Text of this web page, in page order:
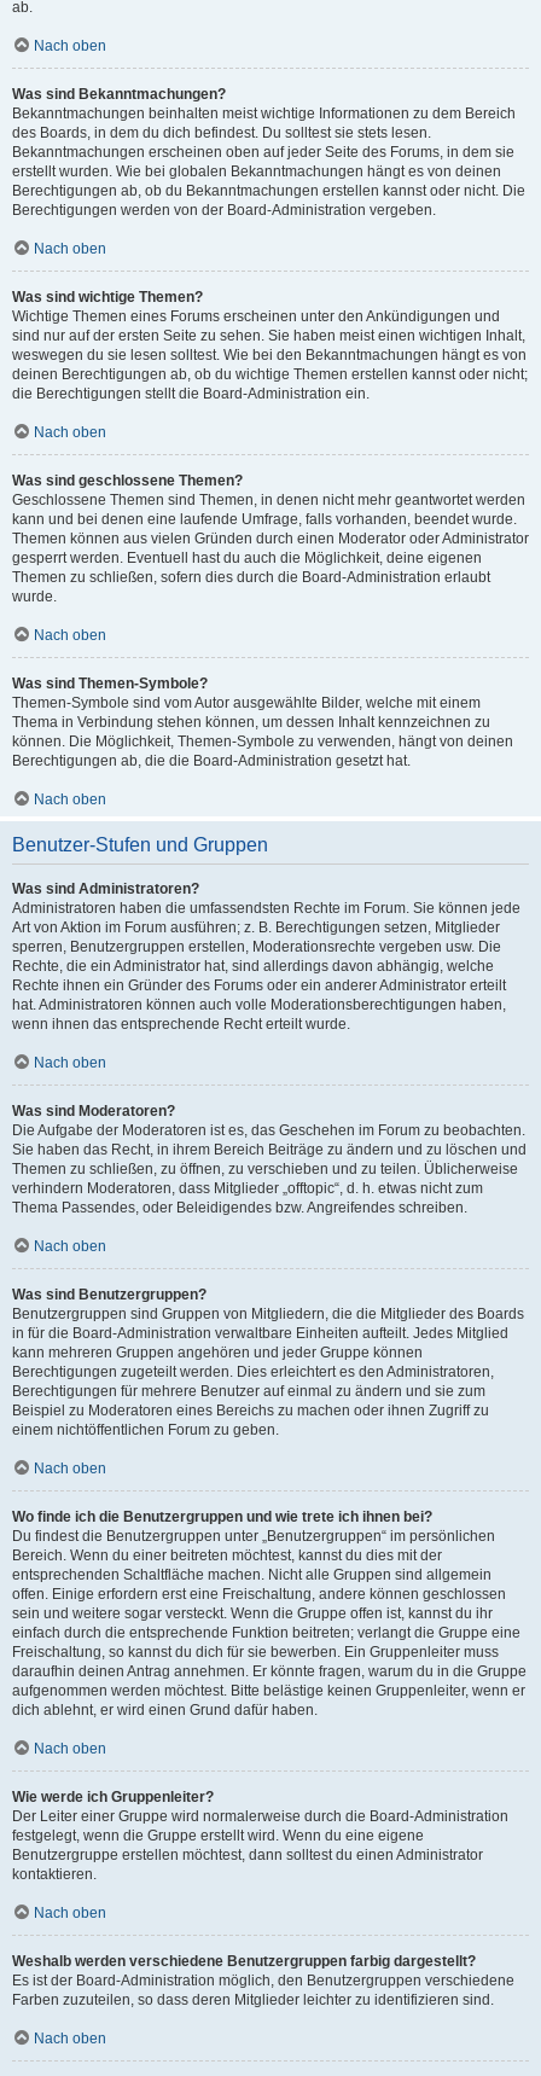
ab.
Nach oben
Was sind Bekanntmachungen?
Bekanntmachungen beinhalten meist wichtige Informationen zu dem Bereich
des Boards, in dem du dich befindest. Du solltest sie stets lesen.
Bekanntmachungen erscheinen oben auf jeder Seite des Forums, in dem sie
erstellt wurden. Wie bei globalen Bekanntmachungen hängt es von deinen
Berechtigungen ab, ob du Bekanntmachungen erstellen kannst oder nicht. Die
Berechtigungen werden von der Board-Administration vergeben.
Nach oben
Was sind wichtige Themen?
Wichtige Themen eines Forums erscheinen unter den Ankündigungen und
sind nur auf der ersten Seite zu sehen. Sie haben meist einen wichtigen Inhalt,
weswegen du sie lesen solltest. Wie bei den Bekanntmachungen hängt es von
deinen Berechtigungen ab, ob du wichtige Themen erstellen kannst oder nicht;
die Berechtigungen stellt die Board-Administration ein.
Nach oben
Was sind geschlossene Themen?
Geschlossene Themen sind Themen, in denen nicht mehr geantwortet werden
kann und bei denen eine laufende Umfrage, falls vorhanden, beendet wurde.
Themen können aus vielen Gründen durch einen Moderator oder Administrator
gesperrt werden. Eventuell hast du auch die Möglichkeit, deine eigenen
Themen zu schließen, sofern dies durch die Board-Administration erlaubt
wurde.
Nach oben
Was sind Themen-Symbole?
Themen-Symbole sind vom Autor ausgewählte Bilder, welche mit einem
Thema in Verbindung stehen können, um dessen Inhalt kennzeichnen zu
können. Die Möglichkeit, Themen-Symbole zu verwenden, hängt von deinen
Berechtigungen ab, die die Board-Administration gesetzt hat.
Nach oben
Benutzer-Stufen und Gruppen
Was sind Administratoren?
Administratoren haben die umfassendsten Rechte im Forum. Sie können jede
Art von Aktion im Forum ausführen; z. B. Berechtigungen setzen, Mitglieder
sperren, Benutzergruppen erstellen, Moderationsrechte vergeben usw. Die
Rechte, die ein Administrator hat, sind allerdings davon abhängig, welche
Rechte ihnen ein Gründer des Forums oder ein anderer Administrator erteilt
hat. Administratoren können auch volle Moderationsberechtigungen haben,
wenn ihnen das entsprechende Recht erteilt wurde.
Nach oben
Was sind Moderatoren?
Die Aufgabe der Moderatoren ist es, das Geschehen im Forum zu beobachten.
Sie haben das Recht, in ihrem Bereich Beiträge zu ändern und zu löschen und
Themen zu schließen, zu öffnen, zu verschieben und zu teilen. Üblicherweise
verhindern Moderatoren, dass Mitglieder „offtopic“, d. h. etwas nicht zum
Thema Passendes, oder Beleidigendes bzw. Angreifendes schreiben.
Nach oben
Was sind Benutzergruppen?
Benutzergruppen sind Gruppen von Mitgliedern, die die Mitglieder des Boards
in für die Board-Administration verwaltbare Einheiten aufteilt. Jedes Mitglied
kann mehreren Gruppen angehören und jeder Gruppe können
Berechtigungen zugeteilt werden. Dies erleichtert es den Administratoren,
Berechtigungen für mehrere Benutzer auf einmal zu ändern und sie zum
Beispiel zu Moderatoren eines Bereichs zu machen oder ihnen Zugriff zu
einem nichtöffentlichen Forum zu geben.
Nach oben
Wo finde ich die Benutzergruppen und wie trete ich ihnen bei?
Du findest die Benutzergruppen unter „Benutzergruppen“ im persönlichen
Bereich. Wenn du einer beitreten möchtest, kannst du dies mit der
entsprechenden Schaltfläche machen. Nicht alle Gruppen sind allgemein
offen. Einige erfordern erst eine Freischaltung, andere können geschlossen
sein und weitere sogar versteckt. Wenn die Gruppe offen ist, kannst du ihr
einfach durch die entsprechende Funktion beitreten; verlangt die Gruppe eine
Freischaltung, so kannst du dich für sie bewerben. Ein Gruppenleiter muss
daraufhin deinen Antrag annehmen. Er könnte fragen, warum du in die Gruppe
aufgenommen werden möchtest. Bitte belästige keinen Gruppenleiter, wenn er
dich ablehnt, er wird einen Grund dafür haben.
Nach oben
Wie werde ich Gruppenleiter?
Der Leiter einer Gruppe wird normalerweise durch die Board-Administration
festgelegt, wenn die Gruppe erstellt wird. Wenn du eine eigene
Benutzergruppe erstellen möchtest, dann solltest du einen Administrator
kontaktieren.
Nach oben
Weshalb werden verschiedene Benutzergruppen farbig dargestellt?
Es ist der Board-Administration möglich, den Benutzergruppen verschiedene
Farben zuzuteilen, so dass deren Mitglieder leichter zu identifizieren sind.
Nach oben